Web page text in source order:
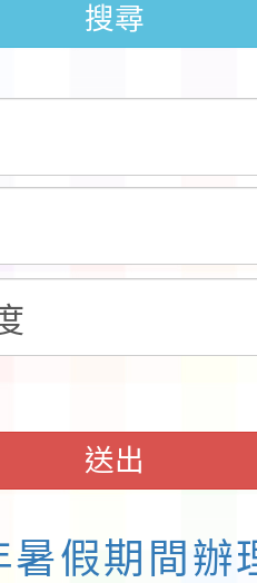
站」第二階段
區簡章
安中心白海
才培育課程
115學年度
語及新住民
1份
搜尋
送出
暑假期間辦